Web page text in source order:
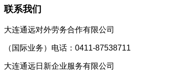
联系我们
大连通远对外劳务合作有限公司
（国际业务） 电话：0411-87538711
大连通远日新企业服务有限公司